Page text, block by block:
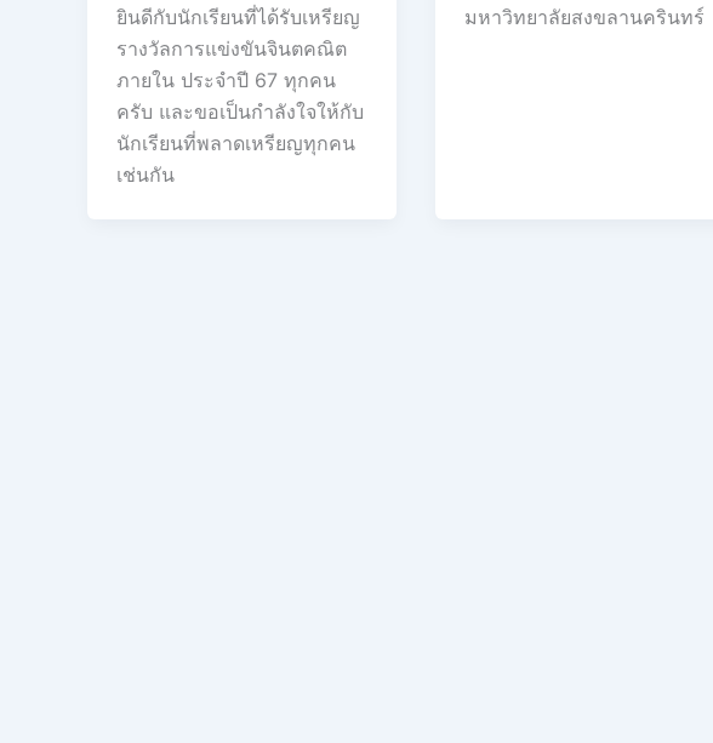
ยินดีกับนักเรียนที่ได้รับเหรียญ
รางวัลการแข่งขันจินตคณิต
ภายใน ประจำปี 67 ทุกคน
ครับ และขอเป็นกำลังใจให้กับ
นักเรียนที่พลาดเหรียญทุกคน
เช่นกัน
มหาวิทยาลัยสงขลานครินทร์